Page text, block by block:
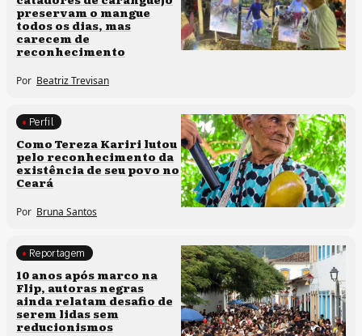
preservam o mangue
todos os dias, mas
carecem de
reconhecimento
Por Beatriz Trevisan
Comunidades tradicionais
Perfil
Como Tereza Kariri lutou
pelo reconhecimento da
existência de seu povo no
Ceará
Por Bruna Santos
Processos artísticos
Reportagem
10 anos após marco na
Flip, autoras negras
ainda relatam desafio de
serem lidas sem
reducionismos